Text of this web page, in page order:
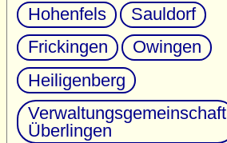
Hohenfels
Sauldorf
Frickingen
Owingen
Heiligenberg
Verwaltungsgemeinschaft
Überlingen